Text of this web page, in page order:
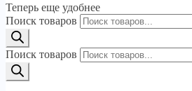
Теперь еще удобнее
Поиск товаров
Поиск товаров